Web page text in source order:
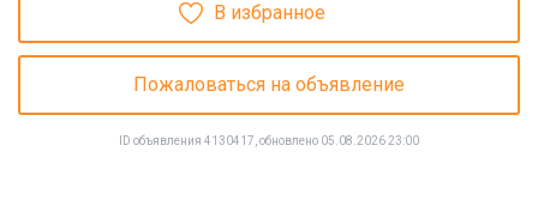
В избранное
Пожаловаться на объявление
ID объявления 4130417, обновлено 05.08.2026 23:00